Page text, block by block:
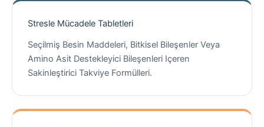
Stresle Mücadele Tabletleri
Seçilmiş Besin Maddeleri, Bitkisel Bileşenler Veya
Amino Asit Destekleyici Bileşenleri Içeren
Sakinleştirici Takviye Formülleri.